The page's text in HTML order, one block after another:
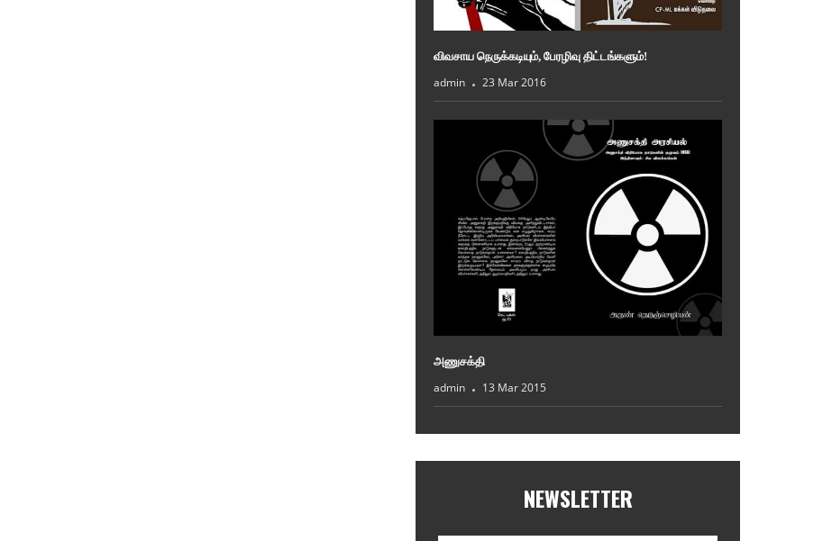
விவசாய நெருக்கடியும், பேரழிவு திட்டங்களும்!
admin 23 Mar 2016
அணுசக்தி
admin 13 Mar 2015
NEWSLETTER